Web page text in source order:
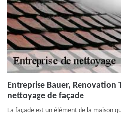
Entreprise Bauer, Renovation
nettoyage de façade
La façade est un élément de la maison